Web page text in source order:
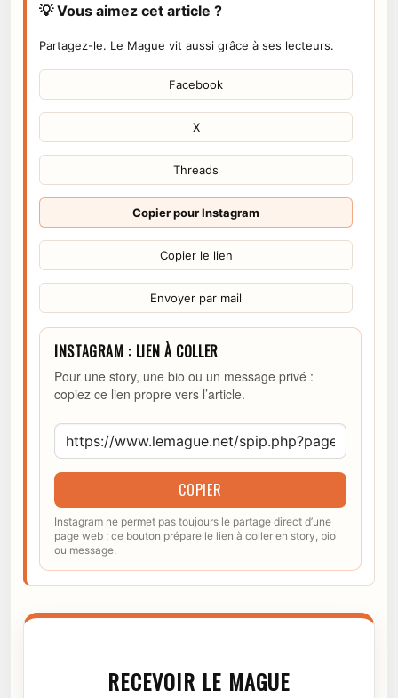
💡 Vous aimez cet article ?
Partagez-le. Le Mague vit aussi grâce à ses lecteurs.
Facebook
X
Threads
Copier pour Instagram
Copier le lien
Envoyer par mail
INSTAGRAM : LIEN À COLLER
Pour une story, une bio ou un message privé :
copiez ce lien propre vers l’article.
COPIER
Instagram ne permet pas toujours le partage direct d’une
page web : ce bouton prépare le lien à coller en story, bio
ou message.
RECEVOIR LE MAGUE